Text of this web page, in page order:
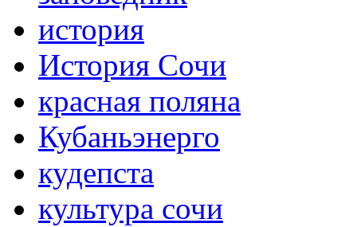
история
История Сочи
красная поляна
Кубаньэнерго
кудепста
культура сочи